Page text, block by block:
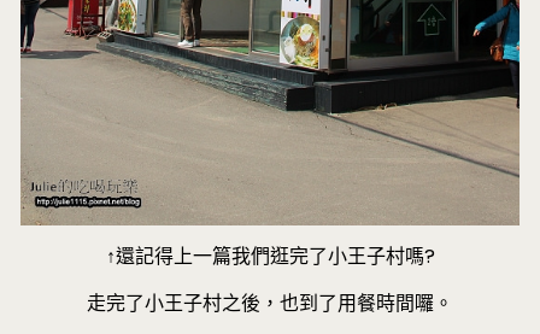
↑還記得上一篇我們逛完了小王子村嗎?
走完了小王子村之後，也到了用餐時間囉。